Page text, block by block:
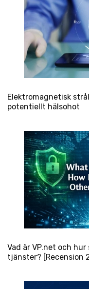
Elektromagnetisk
potentiellt hälsohot
Vad är VP.net och
tjänster? [Recension